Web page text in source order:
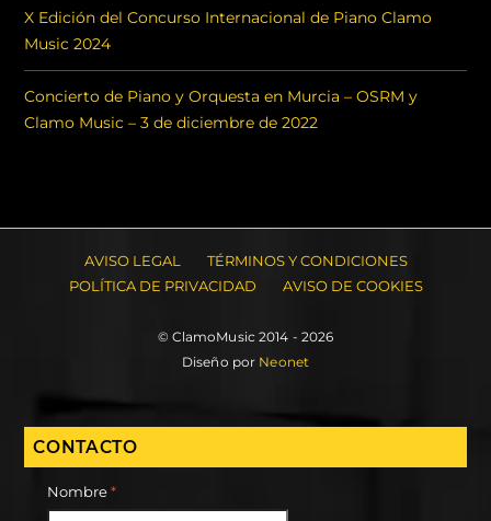
X Edición del Concurso Internacional de Piano Clamo
Music 2024
Concierto de Piano y Orquesta en Murcia – OSRM y
Clamo Music – 3 de diciembre de 2022
AVISO LEGAL
TÉRMINOS Y CONDICIONES
POLÍTICA DE PRIVACIDAD
AVISO DE COOKIES
© ClamoMusic 2014 - 2026
Diseño por Neonet
CONTACTO
Nombre*